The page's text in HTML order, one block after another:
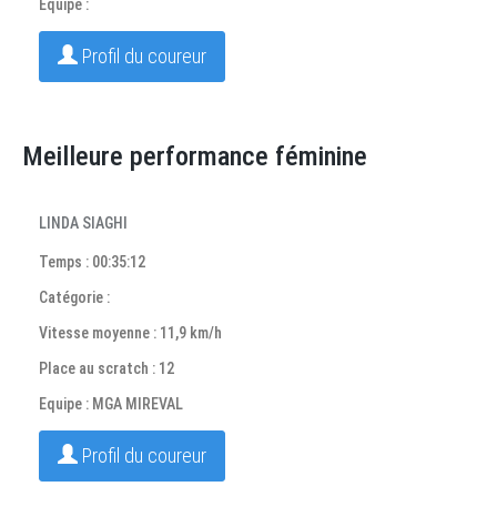
Equipe :
Profil du coureur
Meilleure performance féminine
LINDA SIAGHI
Temps : 00:35:12
Catégorie :
Vitesse moyenne : 11,9 km/h
Place au scratch : 12
Equipe : MGA MIREVAL
Profil du coureur